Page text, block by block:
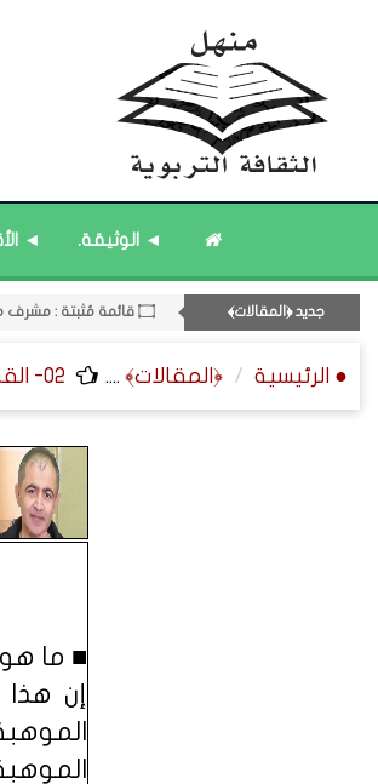
◄ الوثيقة. ◄
جديد ﴿المقالات﴾
۝ قائمة مُثبتة : مشرف منهل الثقافة التربوية.
۝ قائمة مُثبتة : إدارة منهل الثقافة التربوية.
۝ قائمة مُحدَّثة : مختارات من ﴿جديد﴾ المشاركات. ● الرئيسية ﴿المقالات﴾ .... 02- القسم الثاني : الثقافة ﴿التربوية - الطلابية﴾ - التربية الخاصة.
■ ما
إن